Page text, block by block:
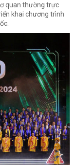
quan thường trực
khai chương trình